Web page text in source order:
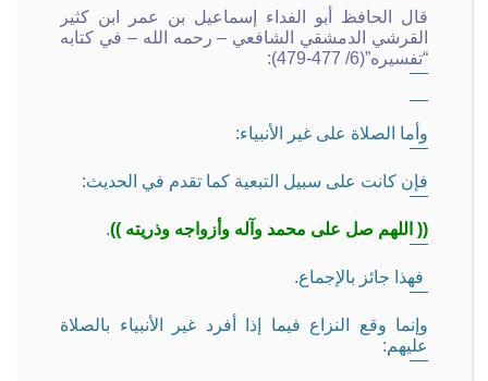
قال الحافظ أبو الفداء إسماعيل بن عمر ابن كثير
القرشي الدمشقي الشافعي – رحمه الله – في كتابه
“تفسيره”(6/ 477-479):
وأما الصلاة على غير الأنبياء:
فإن كانت على سبيل التبعية كما تقدم في الحديث:
(( اللهم صل على محمد وآله وأزواجه وذريته )).
فهذا جائز بالإجماع.
وإنما وقع النزاع فيما إذا أفرد غير الأنبياء بالصلاة
عليهم: